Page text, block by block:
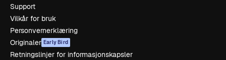
Support
Vilkår for bruk
Personvernerklæring
Originaler Early Bird
Retningslinjer for informasjonskapsler